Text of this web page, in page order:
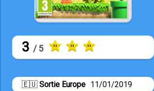
3 / 5
🇪🇺 Sortie Europe 11/01/2019